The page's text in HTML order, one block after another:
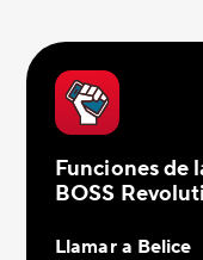
Funciones de
BOSS
Llamar a Belice